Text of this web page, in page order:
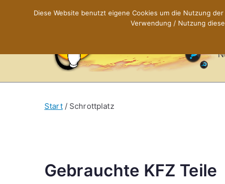
Start Schrottplatz
Gebrauchte KFZ Teile
Diese Website benutzt eigene Cookies um die Nutzung
Verwendung / Nutzung